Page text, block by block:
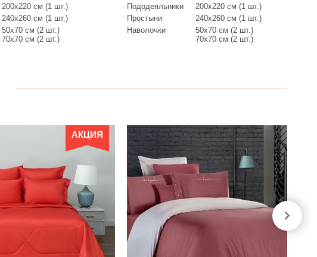
200х220 см (1 шт.)
240х260 см (1 шт.)
50х70 см (2 шт.)
70х70 см (2 шт.)
Пододеяльники
200х220 см (1 шт.)
Простыни
240х260 см (1 шт.)
Наволочки
50х70 см (2 шт.)
70х70 см (2 шт.)
АКЦИЯ